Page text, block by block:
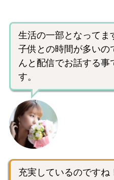
生活の一部となってま
子供との時間が多いの
んと配信でお話する事
す。
充実しているのですね